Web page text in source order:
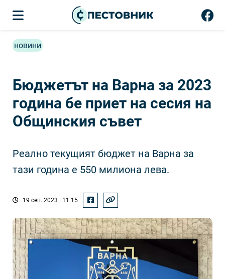
новини
Бюджетът на Варна за 2023
година бе приет на сесия на
Общинския съвет
Реално текущият бюджет на Варна за
тази година е 550 милиона лева.
19 сеп. 2023 | 11:15